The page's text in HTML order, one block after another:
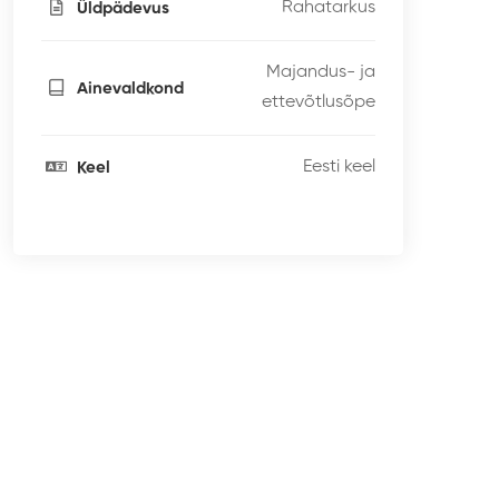
Üldpädevus Rahatarkus
Ainevaldkond
Majandus- ja
ettevõtlusõpe
Keel Eesti keel